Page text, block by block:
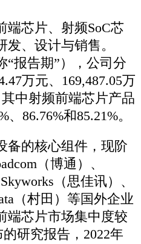
端芯片、射频SoC芯
发、设计与销售。
“报告期”），公司分
万元、169,487.05万
中射频前端芯片产品
86.76%和85.21%。
备的核心组件，现阶
（博通）、
（思佳讯）、
（村田）等国外企业
端芯片市场集中度较
研究报告，2022年